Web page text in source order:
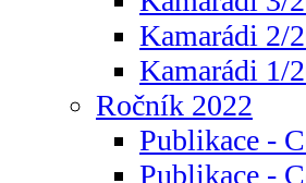
Kamarádi 2/
Kamarádi 1/
Ročník 2022
Publikace -
Publikace -